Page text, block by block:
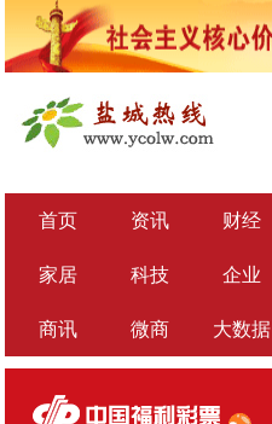
首页 资讯 财经
家居 科技 企业
商讯 微商 大数据